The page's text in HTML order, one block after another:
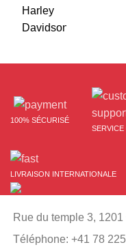
100% SÉCURISÉ
SERVICE
LIVRAISON INTERNATIONALE
Rue du temple 3,
Téléphone: +41 78